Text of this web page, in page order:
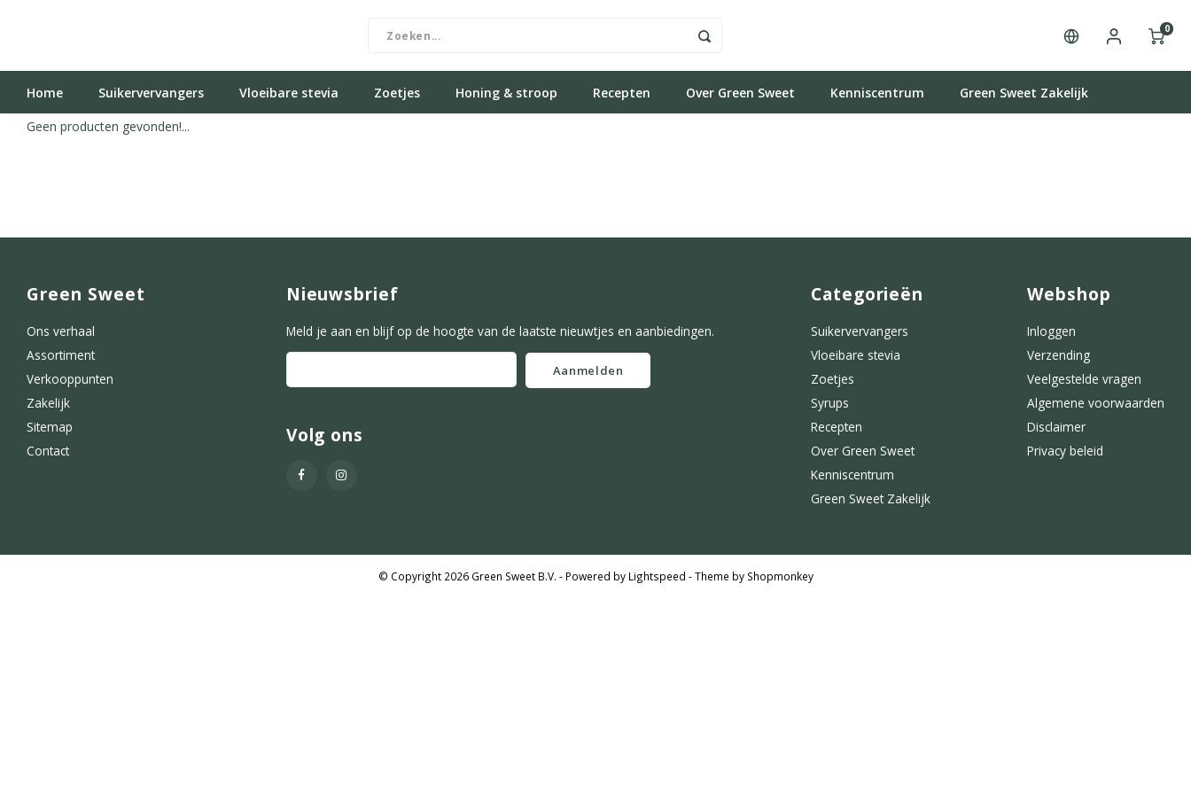
0
Home Suikervervangers Vloeibare stevia Zoetjes Honing & stroop Recepten Over Green Sweet Kenniscentrum Green Sweet Zakelijk
Geen producten gevonden!...
Green Sweet
Ons verhaal
Assortiment
Verkooppunten
Zakelijk
Sitemap
Contact
Nieuwsbrief
Meld je aan en blijf op de hoogte van de laatste nieuwtjes en aanbiedingen.
Aanmelden
Volg ons
Categorieën
Suikervervangers
Vloeibare stevia
Zoetjes
Syrups
Recepten
Over Green Sweet
Kenniscentrum
Green Sweet Zakelijk
Webshop
Inloggen
Verzending
Veelgestelde vragen
Algemene voorwaarden
Disclaimer
Privacy beleid
© Copyright 2026 Green Sweet B.V. - Powered by Lightspeed - Theme by Shopmonkey